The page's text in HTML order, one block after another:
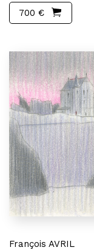
700 €
François AVRIL